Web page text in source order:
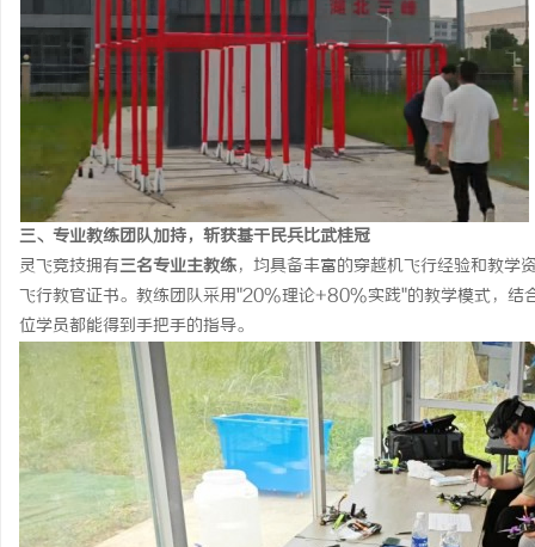
三、专业教练团队加持，斩获基干民兵比武桂冠
灵飞竞技拥有三名专业主教练，均具备丰富的穿越机飞行经验和教学
飞行教官证书。教练团队采用"20%理论+80%实践"的教学模式，结
位学员都能得到手把手的指导。